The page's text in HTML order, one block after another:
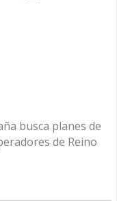
busca planes de
de Reino